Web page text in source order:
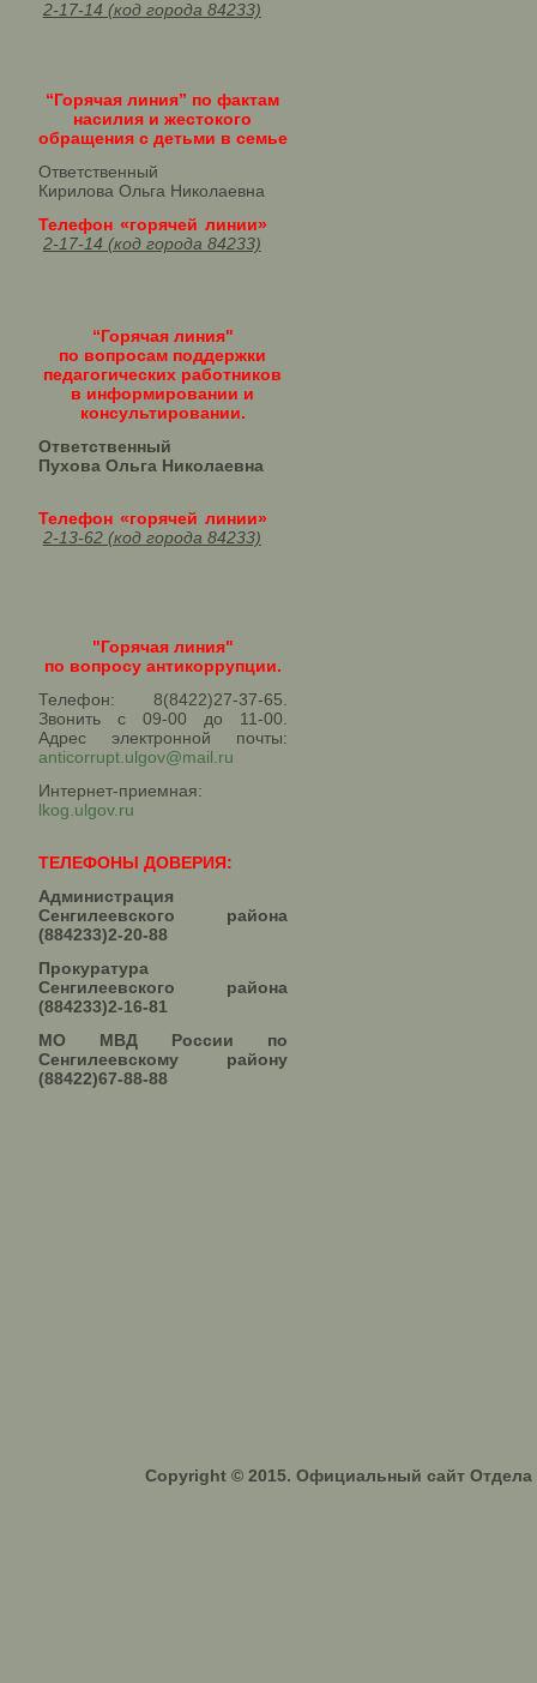
2-17-14 (код города 84233)
“Горячая линия” по фактам
насилия и жестокого
обращения с детьми в семье
Ответственный
Кирилова Ольга Николаевна
Телефон «горячей линии»
2-17-14 (код города 84233)
“Горячая линия"
по вопросам поддержки
педагогических работников
в информировании и
консультировании.
Ответственный
Пухова Ольга Николаевна
Телефон «горячей линии»
2-13-62 (код города 84233)
"Горячая линия"
по вопросу антикоррупции.
Телефон: 8(8422)27-37-65.
Звонить с 09-00 до 11-00.
Адрес электронной почты:
anticorrupt.ulgov@mail.ru
Интернет-приемная:
lkog.ulgov.ru
ТЕЛЕФОНЫ ДОВЕРИЯ:
Администрация
Сенгилеевского района
(884233)2-20-88
Прокуратура
Сенгилеевского района
(884233)2-16-81
МО МВД России по
Сенгилеевскому району
(88422)67-88-88
Copyright © 2015. Официальный сайт